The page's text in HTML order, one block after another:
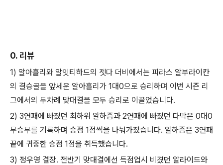
0. 리뷰
1) 알아흘리와 알잇티하드의 젯다 더비에서는 피라스 알부라이칸
의 결승골을 앞세운 알아흘리가 1대0으로 승리하며 이번 시즌 리
그에서의 두차례 맞대결을 모두 승리로 이끌었습니다.
2) 3연패에 빠졌던 최하위 알하즘과 2연패에 빠졌던 다막은 0대0
무승부를 기록하며 승점 1점씩을 나눠가졌습니다. 알하즘은 3연패
끝에 귀중한 승점 1점을 취득했습니다.
3) 정우영 결장. 전반기 맞대결에선 득점업시 비겼던 알라이드와